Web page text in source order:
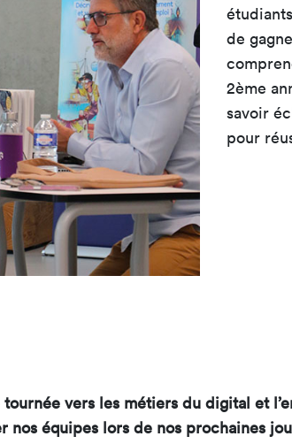
de
2ème
savoir
pour
vers les métiers du digital et
nos équipes lors de nos prochaines